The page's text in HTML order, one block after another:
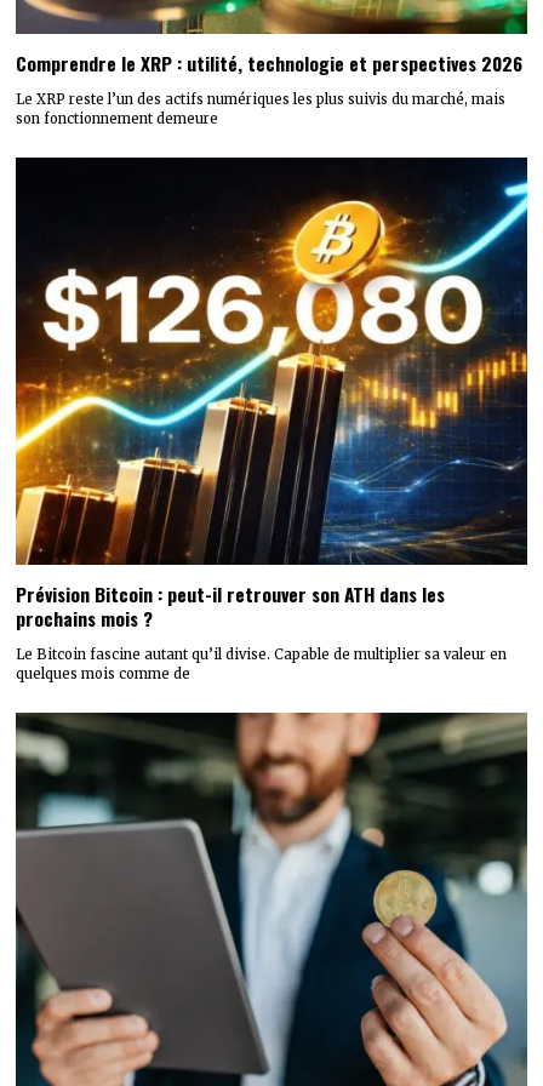
Comprendre le XRP : utilité, technologie et perspectives 2026
Le XRP reste l’un des actifs numériques les plus suivis du marché, mais
son fonctionnement demeure
Prévision Bitcoin : peut-il retrouver son ATH dans les
prochains mois ?
Le Bitcoin fascine autant qu’il divise. Capable de multiplier sa valeur en
quelques mois comme de